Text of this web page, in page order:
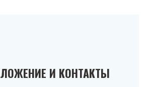
И КОНТАКТЫ